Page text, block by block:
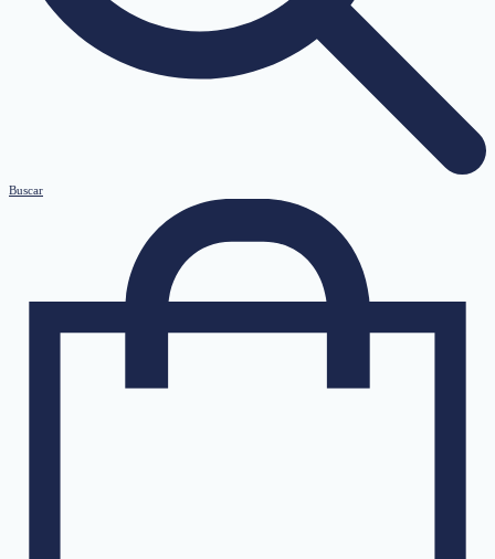
Buscar